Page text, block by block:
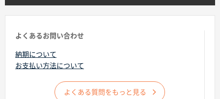
よくあるお問い合わせ
納期について
お支払い方法について
よくある質問をもっと見る